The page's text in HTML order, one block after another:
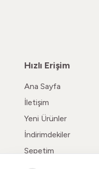
Hızlı Erişim
Ana Sayfa
İletişim
Yeni Ürünler
İndirimdekiler
Sepetim